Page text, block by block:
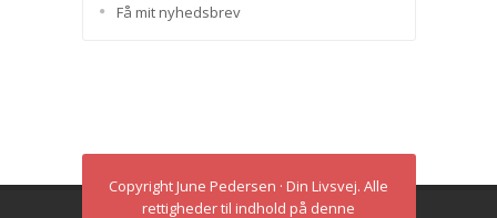
Få mit nyhedsbrev
Copyright June Pedersen · Din Livsvej. Alle
rettigheder til indhold på denne